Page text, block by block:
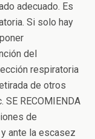
adecuado. Es
Si solo hay
del
respiratoria
de otros
RECOMIENDA
de
ante la escasez